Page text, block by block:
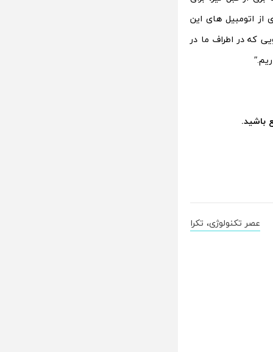
اتومبیل های این
بیش از 250 مدل و 60 میلیون خودرویی که در اطراف ما در
باشید.
عصر تکنولوژی، تکرا